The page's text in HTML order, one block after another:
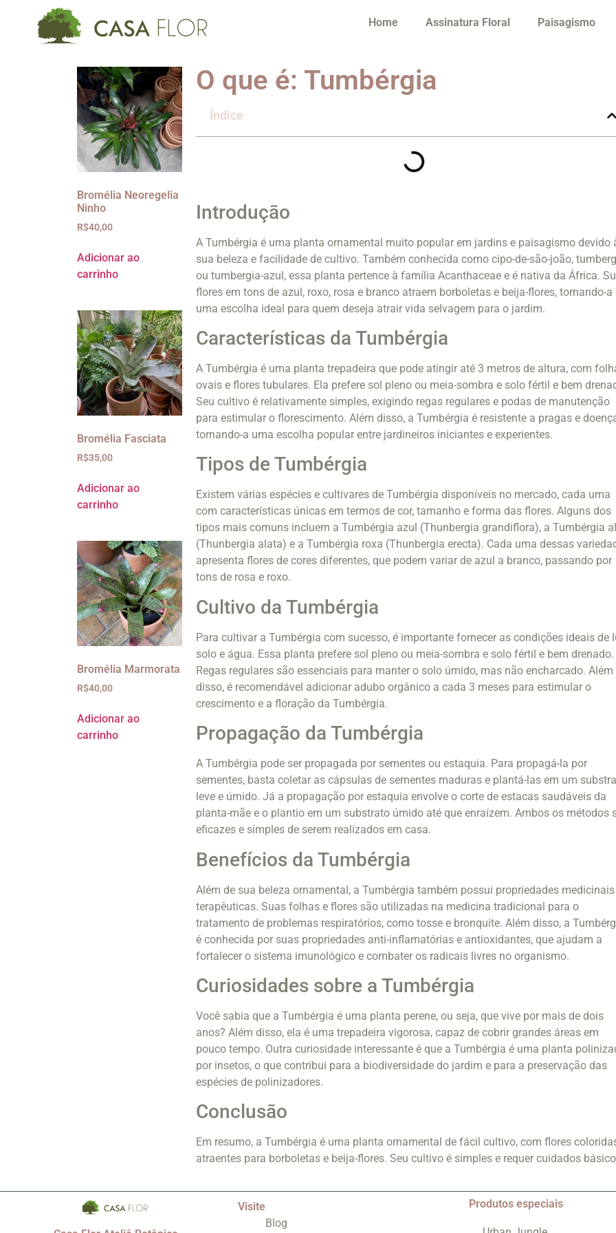
Home Assinatura Floral Paisagismo
Bromélia Neoregelia
Ninho
R$40,00
Adicionar ao
carrinho
Bromélia Fasciata
R$35,00
Adicionar ao
carrinho
Bromélia Marmorata
R$40,00
Adicionar ao
carrinho
O que é: Tumbérgia
Índice
Introdução
A Tumbérgia é uma planta ornamental muito popular em jardins e paisagismo devido
sua beleza e facilidade de cultivo. Também conhecida como cipo-de-são-joão,
ou tumbergia-azul, essa planta pertence à família Acanthaceae e é nativa da África.
flores em tons de azul, roxo, rosa e branco atraem borboletas e beija-flores, tornando-a
uma escolha ideal para quem deseja atrair vida selvagem para o jardim.
Características da Tumbérgia
A Tumbérgia é uma planta trepadeira que pode atingir até 3 metros de altura, com
ovais e flores tubulares. Ela prefere sol pleno ou meia-sombra e solo fértil e bem
Seu cultivo é relativamente simples, exigindo regas regulares e podas de manutenção
para estimular o florescimento. Além disso, a Tumbérgia é resistente a pragas e
tornando-a uma escolha popular entre jardineiros iniciantes e experientes.
Tipos de Tumbérgia
Existem várias espécies e cultivares de Tumbérgia disponíveis no mercado, cada uma
com características únicas em termos de cor, tamanho e forma das flores. Alguns dos
tipos mais comuns incluem a Tumbérgia azul (Thunbergia grandiflora), a Tumbérgia
(Thunbergia alata) e a Tumbérgia roxa (Thunbergia erecta). Cada uma dessas
apresenta flores de cores diferentes, que podem variar de azul a branco, passando por
tons de rosa e roxo.
Cultivo da Tumbérgia
Para cultivar a Tumbérgia com sucesso, é importante fornecer as condições ideais de
solo e água. Essa planta prefere sol pleno ou meia-sombra e solo fértil e bem drenado.
Regas regulares são essenciais para manter o solo úmido, mas não encharcado. Além
disso, é recomendável adicionar adubo orgânico a cada 3 meses para estimular o
crescimento e a floração da Tumbérgia.
Propagação da Tumbérgia
A Tumbérgia pode ser propagada por sementes ou estaquia. Para propagá-la por
sementes, basta coletar as cápsulas de sementes maduras e plantá-las em um
leve e úmido. Já a propagação por estaquia envolve o corte de estacas saudáveis da
planta-mãe e o plantio em um substrato úmido até que enraízem. Ambos os métodos
eficazes e simples de serem realizados em casa.
Benefícios da Tumbérgia
Além de sua beleza ornamental, a Tumbérgia também possui propriedades medicinais
terapêuticas. Suas folhas e flores são utilizadas na medicina tradicional para o
tratamento de problemas respiratórios, como tosse e bronquite. Além disso, a
é conhecida por suas propriedades anti-inflamatórias e antioxidantes, que ajudam a
fortalecer o sistema imunológico e combater os radicais livres no organismo.
Curiosidades sobre a Tumbérgia
Você sabia que a Tumbérgia é uma planta perene, ou seja, que vive por mais de dois
anos? Além disso, ela é uma trepadeira vigorosa, capaz de cobrir grandes áreas em
pouco tempo. Outra curiosidade interessante é que a Tumbérgia é uma planta
por insetos, o que contribui para a biodiversidade do jardim e para a preservação das
espécies de polinizadores.
Conclusão
Em resumo, a Tumbérgia é uma planta ornamental de fácil cultivo, com flores
atraentes para borboletas e beija-flores. Seu cultivo é simples e requer cuidados
Visite
Blog
Produtos especiais